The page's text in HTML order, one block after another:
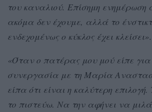
του καναλιού. Επίσημη ενημέρωση
ακόμα δεν έχουμε, αλλά το
ενδεχομένως ο κύκλος έχει κλείσει».
«Όταν ο πατέρας μου μού είπε για
συνεργασία με τη Μαρία
είπα ότι είναι η καλύτερη
το πιστεύω. Να την αφήνει να